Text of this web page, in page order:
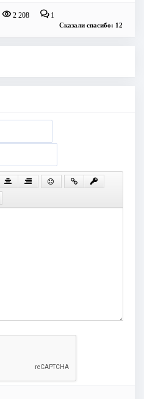
2 208 1
Сказали спасибо: 12